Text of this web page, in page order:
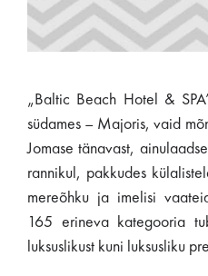
„Baltic Beach Hotel &
südames – Majoris, vaid
Jomase tänavast,
rannikul, pakkudes
mereõhku ja imelisi
165 erineva kategooria
luksuslikust kuni luksusliku